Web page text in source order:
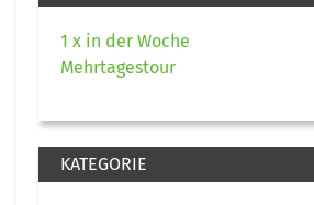
1 x in der Woche
Mehrtagestour
KATEGORIE